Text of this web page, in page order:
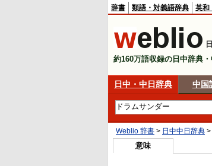
辞書 類語・対義語辞典 英和
約160万語収録の日中辞典
日中・中日辞典 中国
Weblio 辞書 > 日中中日辞典 >
意味